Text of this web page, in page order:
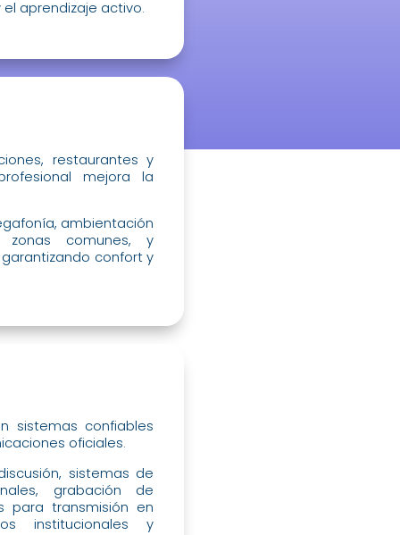
aprendizaje activo.
restaurantes y
mejora la
ambientación
zonas comunes, y
confort y
sistemas confiables
oficiales.
sistemas de
grabación de
para transmisión en
institucionales y